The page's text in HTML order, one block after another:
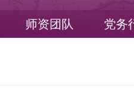
师资团队 党务